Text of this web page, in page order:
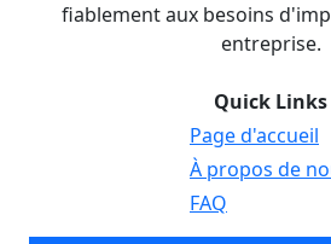
fiablement aux besoins
entreprise.
Quick Links
Page d'accueil
À propos de
FAQ